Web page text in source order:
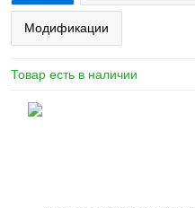
Модификации
Товар есть в наличии